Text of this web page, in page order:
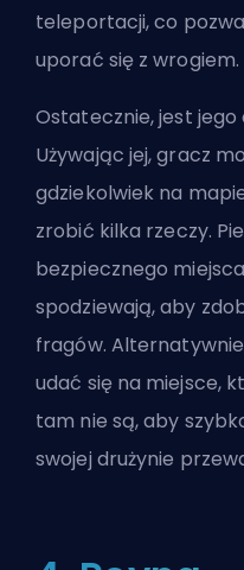
teleportacji, co
uporać się z wrogiem.
Ostatecznie, jest
Używając jej, gracz
gdziekolwiek na
zrobić kilka rzeczy.
bezpiecznego
spodziewają, aby
fragów.
udać się na miejsce,
tam nie są, aby
swojej drużynie